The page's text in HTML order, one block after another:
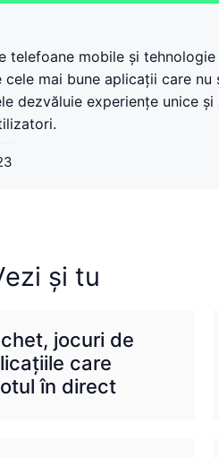
telefoane mobile și tehnologie
mai bune aplicații care nu
dezvăluie experiențe unice și
și tu
jocuri de
care
în direct